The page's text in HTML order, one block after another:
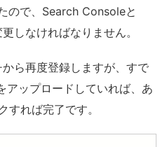
ので、Search Consoleと
しなければなりません。
ら再度登録しますが、すで
アップロードしていれば、あ
すれば完了です。